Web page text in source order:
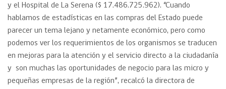
y el Hospital de La Serena ($ 17.486.725.962). “Cuando
hablamos de estadísticas en las compras del Estado puede
parecer un tema lejano y netamente económico, pero como
podemos ver los requerimientos de los organismos se traducen
en mejoras para la atención y el servicio directo a la ciudadanía
y son muchas las oportunidades de negocio para las micro y
pequeñas empresas de la región”, recalcó la directora de